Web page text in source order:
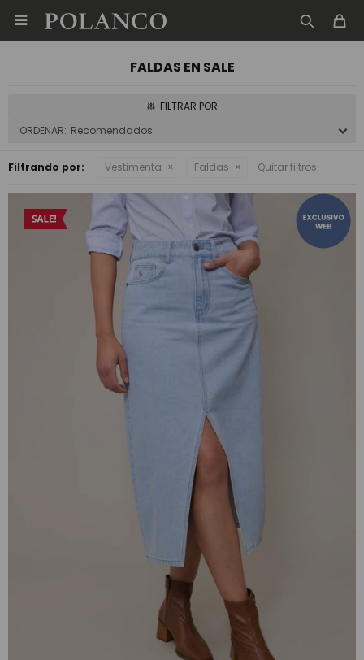

FALDAS EN SALE
Recomendados
Filtrando por: Vestimenta Faldas Quitar filtros